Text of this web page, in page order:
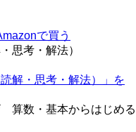
思考・解法）
数・基本からはじめる